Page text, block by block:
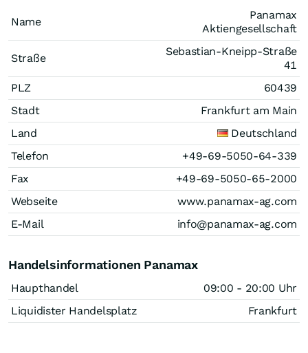
Name
Panamax
Aktiengesellschaft
Straße
Sebastian-Kneipp-Straße
41
PLZ
60439
Stadt
Frankfurt am Main
Land
Deutschland
Telefon
+49-69-5050-64-339
Fax
+49-69-5050-65-2000
Webseite
www.panamax-ag.com
E-Mail
info@panamax-ag.com
Handelsinformationen Panamax
Haupthandel
09:00 - 20:00 Uhr
Liquidister Handelsplatz
Frankfurt